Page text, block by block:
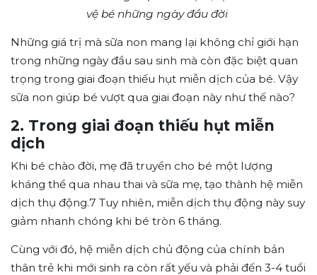
vệ bé những ngày đầu đời
Những giá trị mà sữa non mang lại không chỉ giới hạn
trong những ngày đầu sau sinh mà còn đặc biệt quan
trọng trong giai đoạn thiếu hụt miễn dịch của bé. Vậy
sữa non giúp bé vượt qua giai đoạn này như thế nào?
2. Trong giai đoạn thiếu hụt miễn
dịch
Khi bé chào đời, mẹ đã truyền cho bé một lượng
kháng thể qua nhau thai và sữa mẹ, tạo thành hệ miễn
dịch thụ động.7 Tuy nhiên, miễn dịch thụ động này suy
giảm nhanh chóng khi bé tròn 6 tháng.
Cùng với đó, hệ miễn dịch chủ động của chính bản
thân trẻ khi mới sinh ra còn rất yếu và phải đến 3-4 tuổi